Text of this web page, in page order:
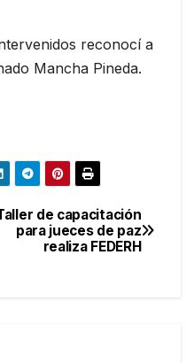
reconocí a
Mancha Pineda.
de capacitación
para jueces de paz
realiza FEDERH